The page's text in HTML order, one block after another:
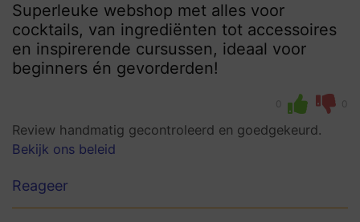
Superleuke webshop met alles voor
cocktails, van ingrediënten tot accessoires
en inspirerende cursussen, ideaal voor
beginners én gevorderden!
0 0
Review handmatig gecontroleerd en goedgekeurd.
Bekijk ons beleid
Reageer